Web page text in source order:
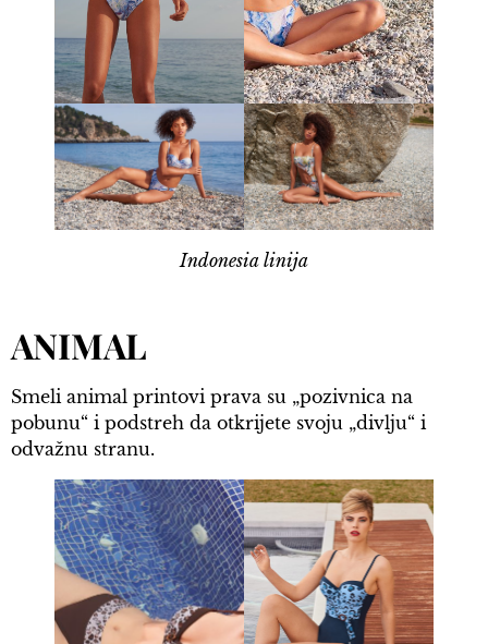
Indonesia linija
ANIMAL
Smeli animal printovi prava su „pozivnica na
pobunu“ i podstreh da otkrijete svoju „divlju“ i
odvažnu stranu.